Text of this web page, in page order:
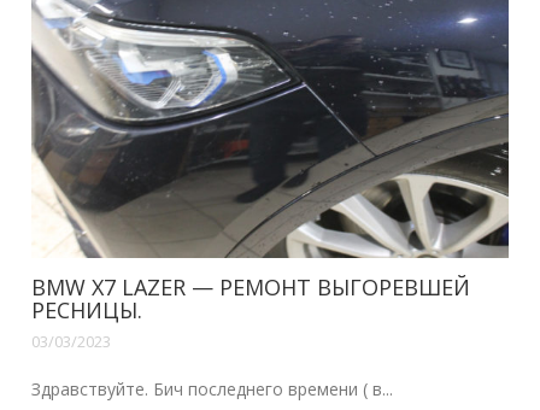
MITSUBISHI PAJERO SPORT III — ПОДГОРЕЛ
ДХО И РЕМОНТ LED ЛИНЗЫ
03/03/2023
К нам в автостудию КБ АВТО при...